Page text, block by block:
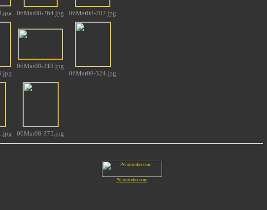
06Mar08-264.jpg 06Mar08-282.jpg
06Mar08-318.jpg
06Mar08-324.jpg
06Mar08-375.jpg
Pelourinho.com